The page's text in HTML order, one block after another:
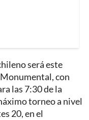
será este
con
las 7:30 de la
torneo a nivel
20, en el